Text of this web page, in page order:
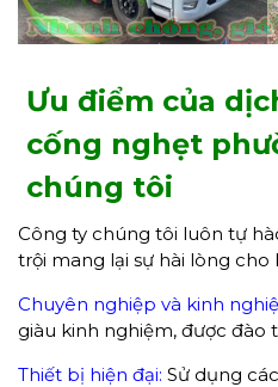
Ưu điểm của
cống nghẹt
chúng tôi
Công ty chúng tôi luôn tự
trội mang lại sự hài lòng cho
Chuyên nghiệp và kinh
giàu kinh nghiệm, được đào
Thiết bị hiện đại: Sử dụng